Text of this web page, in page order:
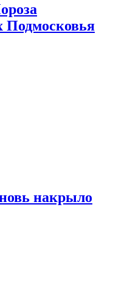
Подмосковья
накрыло